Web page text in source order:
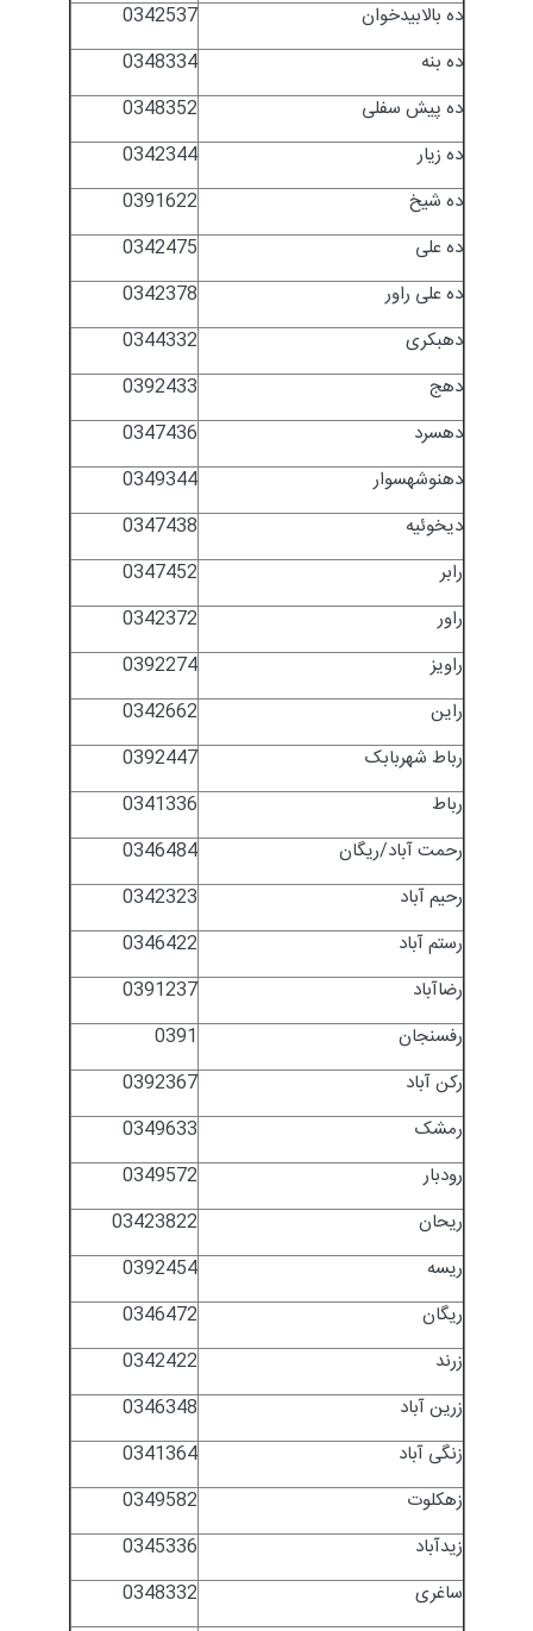
0342537
ده بالابیدخوان
0348334
ده بنه
0348352
ده پیش سفلی
0342344
ده زیار
0391622
ده شیخ
0342475
ده علی
0342378
ده علی راور
0344332
دهبکری
0392433
دهج
0347436
دهسرد
0349344
دهنوشهسوار
0347438
دیخوئیه
0347452
رابر
0342372
راور
0392274
راویز
0342662
راین
0392447
رباط شهربابک
0341336
رباط
0346484
رحمت آباد/ریگان
0342323
رحیم آباد
0346422
رستم آباد
0391237
رضاآباد
0391
رفسنجان
0392367
رکن آباد
0349633
رمشک
0349572
رودبار
03423822
ریحان
0392454
ریسه
0346472
ریگان
0342422
زرند
0346348
زرین آباد
0341364
زنگی آباد
0349582
زهکلوت
0345336
زیدآباد
0348332
ساغری